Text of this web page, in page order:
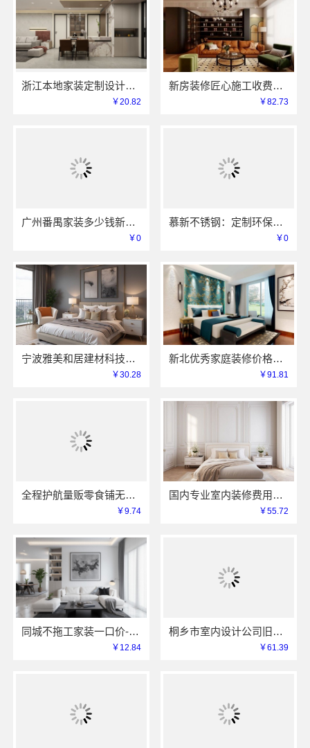
浙江本地家装定制设计大概报价-浙江乐享新材料
￥20.82
新房装修匠心施工收费多少嘉兴美居乐建材科技
￥82.73
广州番禺家装多少钱新房？精匠饰家透明报价省心又省力
￥0
慕新不锈钢：定制环保零甲醛卧室
￥0
宁波雅美和居建材科技有限公司-整装全包家装设计厨卫改造
￥30.28
新北优秀家庭装修价格清单-常州宜居佳装饰工程有限公司
￥91.81
全程护航量贩零食铺无忧经营，河南零百味供应链有限公司
￥9.74
国内专业室内装修费用预算，江西圣匠新型环保材料有限公司
￥55.72
同城不拖工家装一口价-本地快装透明报价
￥12.84
桐乡市室内设计公司旧房翻新，嘉兴锦居装饰材料有限公司
￥61.39